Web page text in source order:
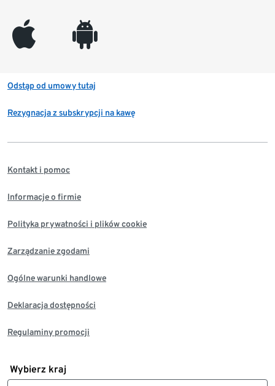
appleinc android
Odstąp od umowy tutaj
Rezygnacja z subskrypcji na kawę
Kontakt i pomoc
Informacje o firmie
Polityka prywatności i plików cookie
Zarządzanie zgodami
Ogólne warunki handlowe
Deklaracja dostępności
Regulaminy promocji
Wybierz kraj